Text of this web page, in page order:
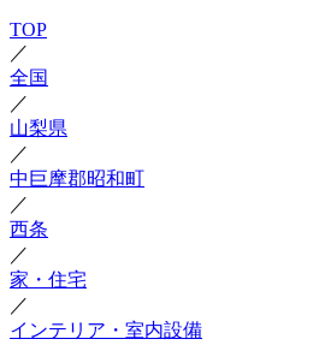
TOP
／
全国
／
山梨県
／
中巨摩郡昭和町
／
西条
／
家・住宅
／
インテリア・室内設備